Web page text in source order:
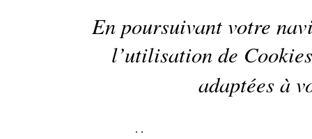
En poursuivant votre
l’utilisation de Cookies
adaptées à
. .